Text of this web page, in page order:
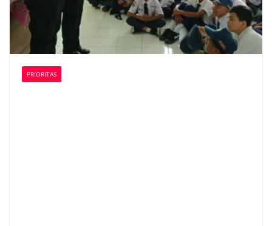
PRIORITAS